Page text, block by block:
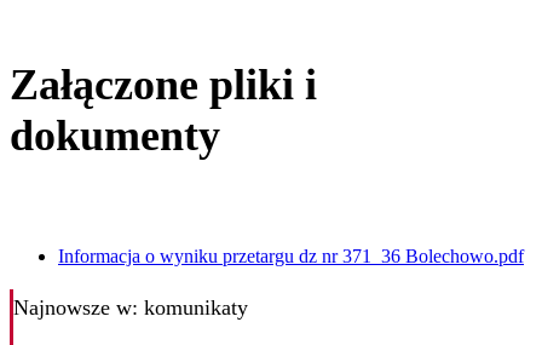
Załączone pliki i
dokumenty
Informacja o wyniku przetargu dz nr 371_36 Bolechowo.pdf
Najnowsze w: komunikaty